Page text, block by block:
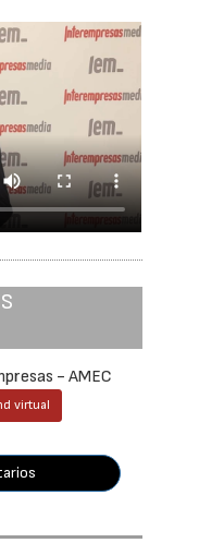
- AMEC
virtual